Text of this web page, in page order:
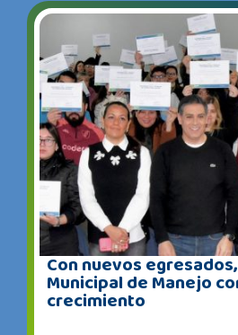
Con nuevos
Municipal de Manejo
crecimiento